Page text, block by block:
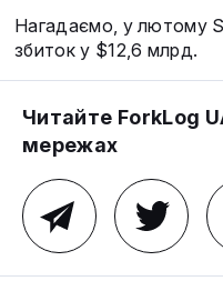
Нагадаємо, у лютому
збиток у $12,6 млрд.
Читайте ForkLog
мережах